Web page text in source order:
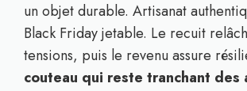
un objet durable. Artisanat
Black Friday jetable. Le recuit
tensions, puis le revenu assure
couteau qui reste tranchant des